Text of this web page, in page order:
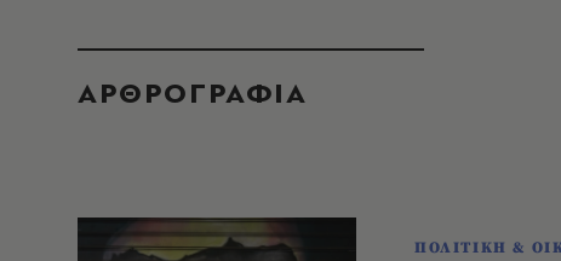
ΑΡΘΡΟΓΡΑΦΙΑ
ΠΟΛΙΤΙΚΗ &